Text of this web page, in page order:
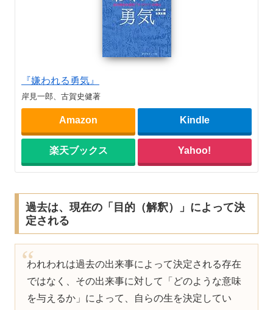
『嫌われる勇気』
岸見一郎、古賀史健著
Amazon Kindle
楽天ブックス Yahoo!
過去は、現在の「目的（解釈）」によって決
定される
われわれは過去の出来事によって決定される存在
ではなく、その出来事に対して「どのような意味
を与えるか」によって、自らの生を決定してい